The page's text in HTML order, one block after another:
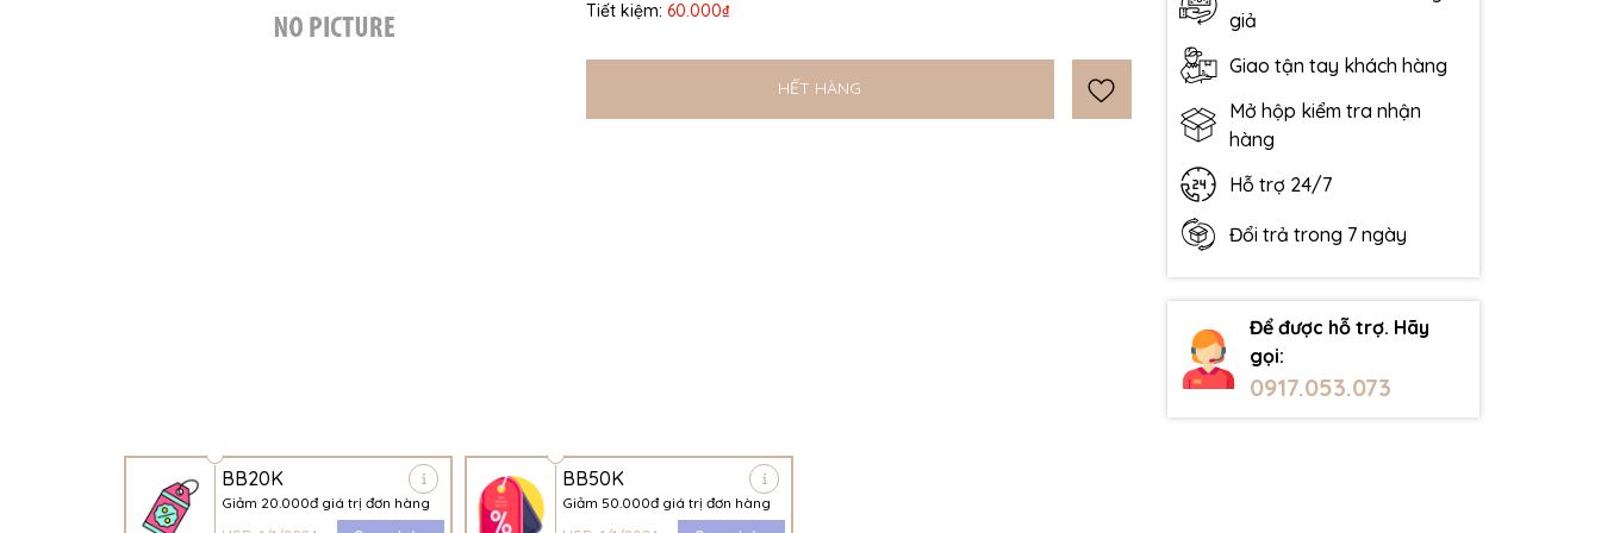
Tiết kiệm: 60.000₫
HẾT HÀNG
giả
Giao tận tay khách hàng
Mở hộp kiểm tra nhận
hàng
Hỗ trợ 24/7
Đổi trả trong 7 ngày
Để được hỗ trợ. Hãy
gọi:
0917.053.073
BB20K
Giảm 20.000đ giá trị đơn hàng
BB50K
Giảm 50.000đ giá trị đơn hàng